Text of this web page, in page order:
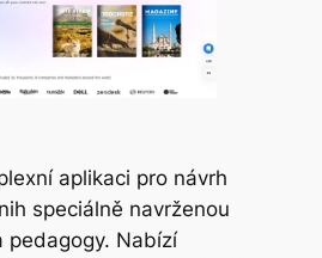
aplikaci pro návrh
speciálně navrženou
pedagogy. Nabízí